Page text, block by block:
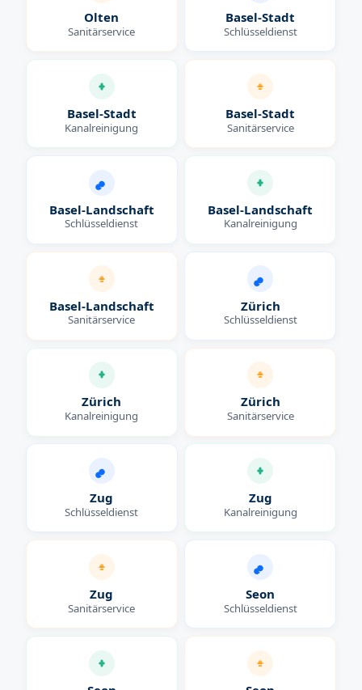
Olten
Sanitärservice
Basel-Stadt
Schlüsseldienst
Basel-Stadt
Kanalreinigung
Basel-Stadt
Sanitärservice
Basel-Landschaft
Schlüsseldienst
Basel-Landschaft
Kanalreinigung
Basel-Landschaft
Sanitärservice
Zürich
Schlüsseldienst
Zürich
Kanalreinigung
Zürich
Sanitärservice
Zug
Schlüsseldienst
Zug
Kanalreinigung
Zug
Sanitärservice
Seon
Schlüsseldienst